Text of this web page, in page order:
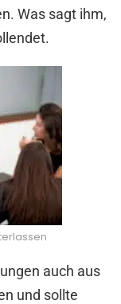
Was sagt ihm,
auch aus
und sollte